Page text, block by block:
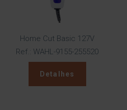
Home Cut Basic 127V
Ref.: WAHL-9155-255520
Detalhes